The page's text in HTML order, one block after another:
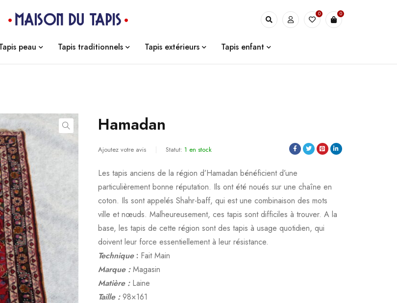
0 0
peau Tapis traditionnels Tapis extérieurs Tapis enfant
Hamadan
Ajoutez votre avis Statut: 1 en stock
Les tapis anciens de la région d’Hamadan bénéficient d’une
particulièrement bonne réputation. Ils ont été noués sur une chaîne en
coton. Ils sont appelés Shahr-baff, qui est une combinaison des mots
ville et nœuds. Malheureusement, ces tapis sont difficiles à trouver. A la
base, les tapis de cette région sont des tapis à usage quotidien, qui
doivent leur force essentiellement à leur résistance.
Technique: Fait Main
Marque :Magasin
Matière :Laine
Taille :98×161